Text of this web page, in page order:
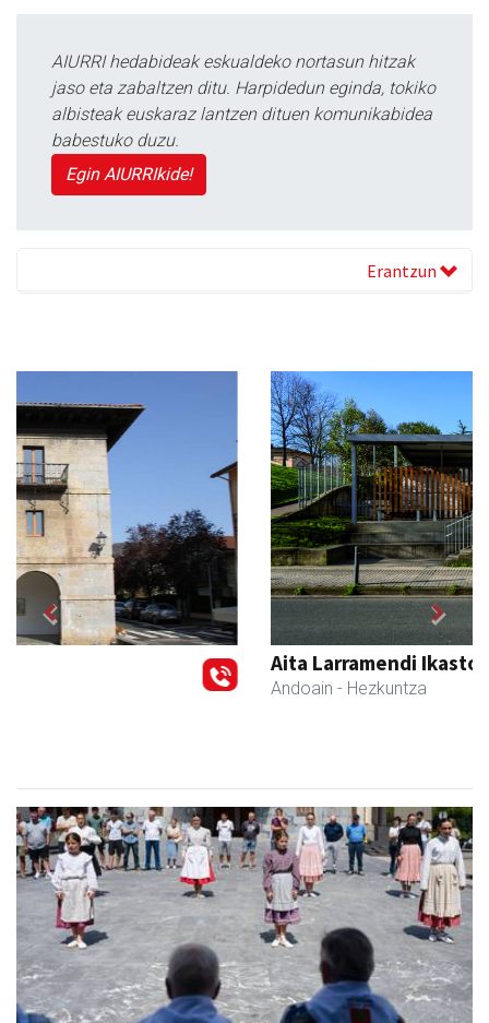
AIURRI hedabideak eskualdeko nortasun hitzak
jaso eta zabaltzen ditu. Harpidedun eginda, tokiko
albisteak euskaraz lantzen dituen komunikabidea
babestuko duzu.
Egin AIURRIkide!
Erantzun
Aita Larramendi Ikastola
Previous Next